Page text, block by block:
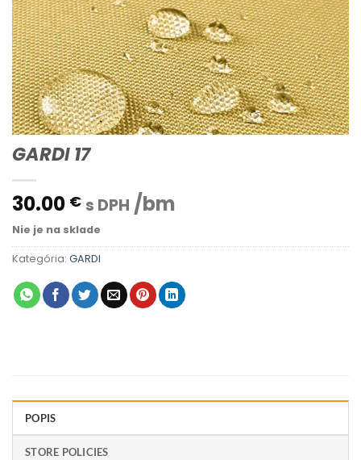
GARDI 17
30.00 € s DPH /bm
Nie je na sklade
Kategória: GARDI
POPIS
STORE POLICIES